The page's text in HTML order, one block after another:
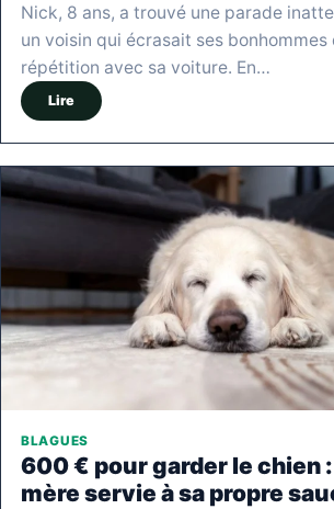
Nick, 8 ans, a trouvé une parade
un voisin qui écrasait ses bonhommes
répétition avec sa voiture. En…
Lire
BLAGUES
600 € pour garder le chien
mère servie à sa propre